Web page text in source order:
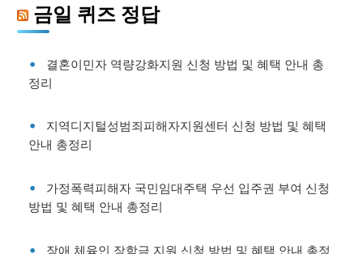
금일 퀴즈 정답
결혼이민자 역량강화지원 신청 방법 및 혜택 안내 총
정리
지역디지털성범죄피해자지원센터 신청 방법 및 혜택
안내 총정리
가정폭력피해자 국민임대주택 우선 입주권 부여 신청
방법 및 혜택 안내 총정리
장애 체육인 장학금 지원 신청 방법 및 혜택 안내 총정